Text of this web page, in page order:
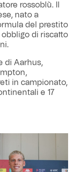
rossoblù. Il
nato a
del prestito
di riscatto
di Aarhus,
in campionato,
e 17